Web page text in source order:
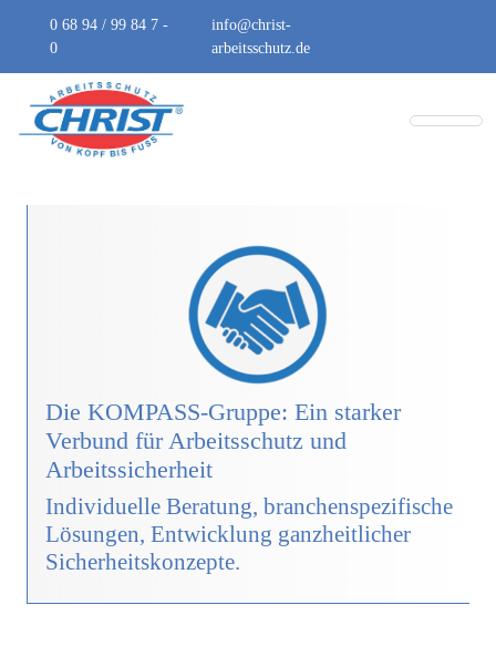
0 68 94 / 99 84 7 -
0
info@christ-
arbeitsschutz.de
Die KOMPASS-Gruppe: Ein starker
Verbund für Arbeitsschutz und
Arbeitssicherheit
Individuelle Beratung, branchenspezifische
Lösungen, Entwicklung ganzheitlicher
Sicherheitskonzepte.